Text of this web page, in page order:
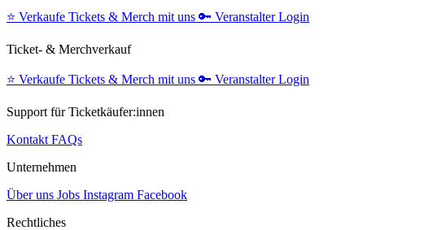
⭐️ Verkaufe Tickets & Merch mit uns 🔑 Veranstalter Login
Ticket- & Merchverkauf
⭐️ Verkaufe Tickets & Merch mit uns 🔑 Veranstalter Login
Support für Ticketkäufer:innen
Kontakt FAQs
Unternehmen
Über uns Jobs Instagram Facebook
Rechtliches